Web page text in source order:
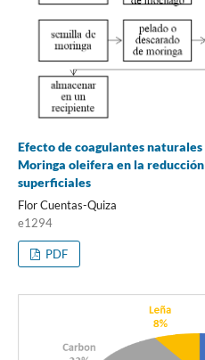
Efecto de coagulantes
Moringa oleifera en la
superficiales
Flor Cuentas-Quiza
e1294
PDF